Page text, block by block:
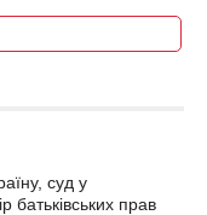
суд у
батьківських прав